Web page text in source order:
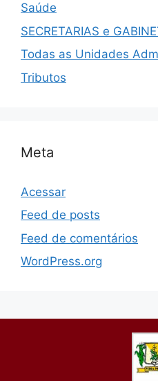
Saúde
SECRETARIAS e
Todas as Unidades
Tributos
Meta
Acessar
Feed de posts
Feed de comentários
WordPress.org